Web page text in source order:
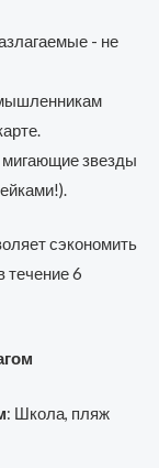
- не
мигающие звезды
сэкономить
течение 6
: Школа, пляж